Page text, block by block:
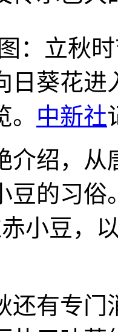
：立秋
日葵花进
中新社
绍，从唐
豆的习俗
小豆，
有专门